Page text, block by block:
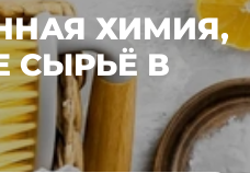
ХИМИЯ,
СЫРЬЁ В